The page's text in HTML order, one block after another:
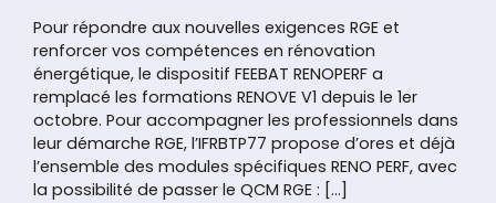
Pour répondre aux nouvelles exigences RGE et
renforcer vos compétences en rénovation
énergétique, le dispositif FEEBAT RENOPERF a
remplacé les formations RENOVE V1 depuis le 1er
octobre. Pour accompagner les professionnels dans
leur démarche RGE, l’IFRBTP77 propose d’ores et déjà
l’ensemble des modules spécifiques RENO PERF, avec
la possibilité de passer le QCM RGE : […]